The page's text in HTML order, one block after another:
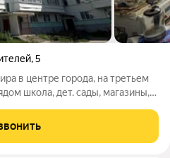
,5
в центре города, на третьем
школа, дет. сады, магазины,
к оформлению! ID объекта в